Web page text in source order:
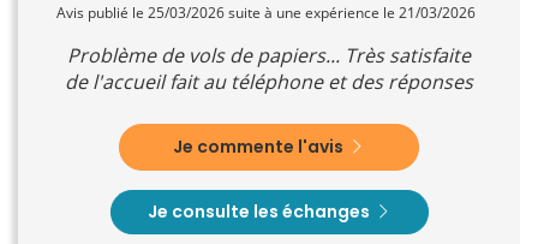
Avis publié le 25/03/2026 suite à une expérience le 21/03/2026
Problème de vols de papiers... Très satisfaite
de l'accueil fait au téléphone et des réponses
Je commente l'avis
Je consulte les échanges